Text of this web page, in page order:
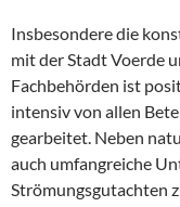
Insbesondere die
mit der Stadt Voerde
Fachbehörden ist
intensiv von allen
gearbeitet. Neben
auch umfangreiche
Strömungsgutachten